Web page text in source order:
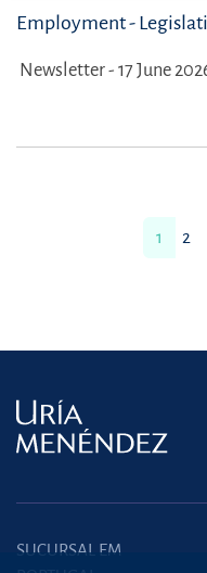
Employment -
Newsletter - 17 June
1 2
SUCURSAL EM